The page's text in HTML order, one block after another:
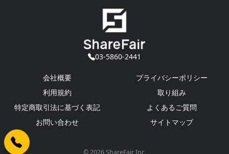
03-5860-2441
会社概要
プライバシーポリシー
利用規約
取り組み
特定商取引法に基づく表記
よくあるご質問
お問い合わせ
サイトマップ
© 2026 ShareFair Inc.